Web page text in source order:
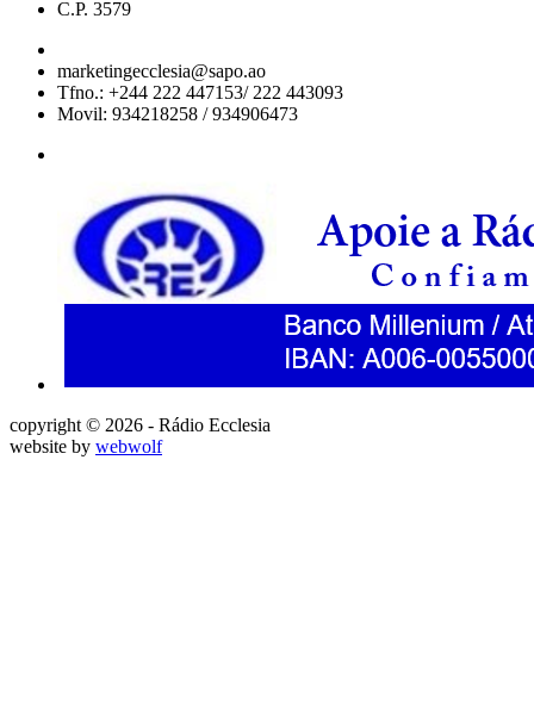
C.P. 3579
marketingecclesia@sapo.ao
Tfno.: +244 222 447153/ 222 443093
Movil: 934218258 / 934906473
copyright © 2026 - Rádio Ecclesia
website by webwolf